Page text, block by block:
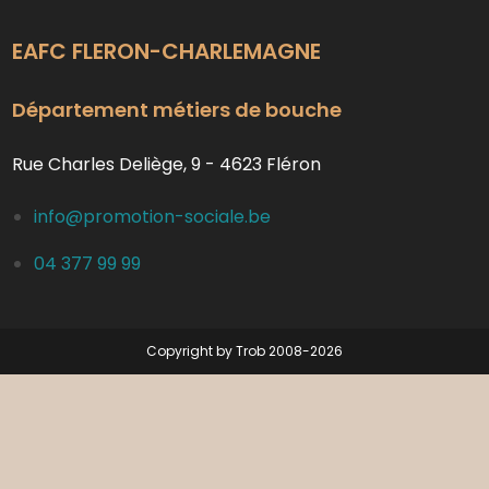
EAFC FLERON-CHARLEMAGNE
Département métiers de bouche
Rue Charles Deliège, 9 - 4623 Fléron
info@promotion-sociale.be
04 377 99 99
Copyright by Trob 2008-2026